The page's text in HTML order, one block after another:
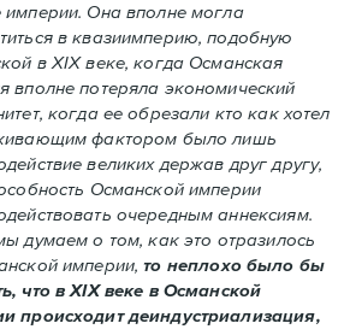
империи. Она вполне могла
в квазиимперию, подобную
в XIX веке, когда Османская
вполне потеряла экономический
когда ее обрезали кто как хотел
фактором было лишь
великих держав друг другу,
Османской империи
очередным аннексиям.
думаем о том, как это отразилось
империи,то неплохо было бы
что в XIX веке в Османской
происходит деиндустриализация,